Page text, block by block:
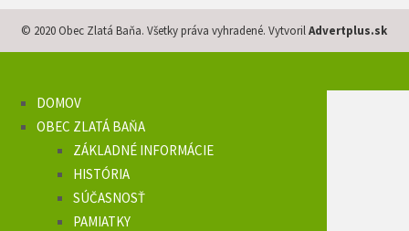
© 2020 Obec Zlatá Baňa. Všetky práva vyhradené. VytvorilAdvertplus.sk
DOMOV
OBEC ZLATÁ BAŇA
ZÁKLADNÉ INFORMÁCIE
HISTÓRIA
SÚČASNOSŤ
PAMIATKY